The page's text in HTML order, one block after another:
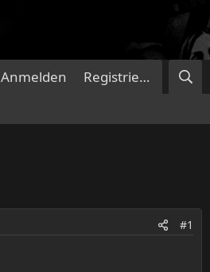
Anmelden Registrieren
#1